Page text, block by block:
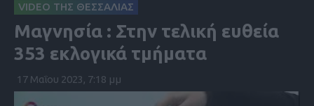
ΑΓΩΝ
VIDEO ΤΗΣ ΘΕΣΣΑΛΙΑΣ
Μαγνησία : Στην τελική ευθεία
353 εκλογικά τμήματα
17 Μαΐου 2023, 7:18 μμ